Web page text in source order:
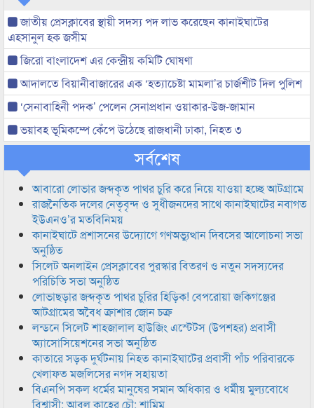
জাতীয় প্রেসক্লাবের স্থায়ী সদস্য পদ লাভ করেছেন কানাইঘাটের
এহসানুল হক জসীম
জিরো বাংলাদেশ এর কেন্দ্রীয় কমিটি ঘোষণা
আদালতে বিয়ানীবাজারের এক ‘হত্যাচেষ্টা মামলা’র চার্জশীট দিল পুলিশ
‘সেনাবাহিনী পদক’ পেলেন সেনাপ্রধান ওয়াকার-উজ-জামান
ভয়াবহ ভূমিকম্পে কেঁপে উঠেছে রাজধানী ঢাকা, নিহত ৩
সর্বশেষ
আবারো লোভার জব্দকৃত পাথর চুরি করে নিয়ে যাওয়া হচ্ছে আটগ্রামে
রাজনৈতিক দলের নেতৃবৃন্দ ও সুধীজনদের সাথে কানাইঘাটের নবাগত
ইউএনও’র মতবিনিময়
কানাইঘাটে প্রশাসনের উদ্যোগে গণঅভ্যুত্থান দিবসের আলোচনা সভা
অনুষ্ঠিত
সিলেট অনলাইন প্রেসক্লাবের পুরস্কার বিতরণ ও নতুন সদস্যদের
পরিচিতি সভা অনুষ্ঠিত
লোভাছড়ার জব্দকৃত পাথর চুরির হিড়িক! বেপরোয়া জকিগঞ্জের
আটগ্রামের অবৈধ ক্রাশার জোন চক্র
লন্ডনে সিলেট শাহজালাল হাউজিং এস্টেটস (উপশহর) প্রবাসী
অ্যাসোসিয়েশনের সভা অনুষ্ঠিত
কাতারে সড়ক দুর্ঘটনায় নিহত কানাইঘাটের প্রবাসী পাঁচ পরিবারকে
খেলাফত মজলিসের নগদ সহায়তা
বিএনপি সকল ধর্মের মানুষের সমান অধিকার ও ধর্মীয় মুল্যবোধে
বিশ্বাসী: আবুল কাহের চৌ: শামিম